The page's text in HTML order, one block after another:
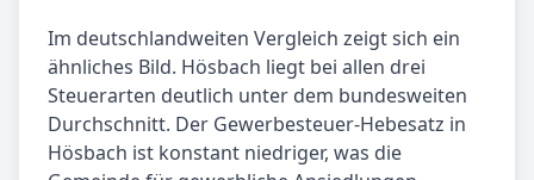
Im deutschlandweiten Vergleich zeigt sich ein
ähnliches Bild. Hösbach liegt bei allen drei
Steuerarten deutlich unter dem bundesweiten
Durchschnitt. Der Gewerbesteuer-Hebesatz in
Hösbach ist konstant niedriger, was die